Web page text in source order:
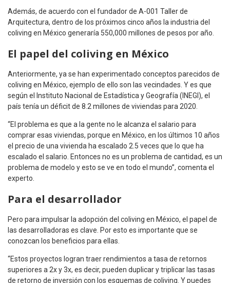
Además, de acuerdo con el fundador de A-001 Taller de
Arquitectura, dentro de los próximos cinco años la industria del
coliving en México generaría 550,000 millones de pesos por año.
El papel del coliving en México
Anteriormente, ya se han experimentado conceptos parecidos de
coliving en México, ejemplo de ello son las vecindades. Y es que
según el Instituto Nacional de Estadística y Geografía (INEGI), el
país tenía un déficit de 8.2 millones de viviendas para 2020.
“El problema es que a la gente no le alcanza el salario para
comprar esas viviendas, porque en México, en los últimos 10 años
el precio de una vivienda ha escalado 2.5 veces que lo que ha
escalado el salario. Entonces no es un problema de cantidad, es un
problema de modelo y esto se ve en todo el mundo”, comenta el
experto.
Para el desarrollador
Pero para impulsar la adopción del coliving en México, el papel de
las desarrolladoras es clave. Por esto es importante que se
conozcan los beneficios para ellas.
“Estos proyectos logran traer rendimientos a tasa de retornos
superiores a 2x y 3x, es decir, pueden duplicar y triplicar las tasas
de retorno de inversión con los esquemas de coliving. Y puedes